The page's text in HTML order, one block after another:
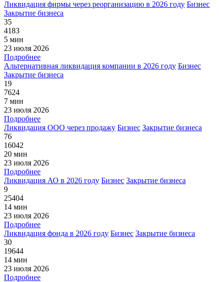
Ликвидация фирмы через реорганизацию в 2026 году Бизнес
Закрытие бизнеса
35
4183
5 мин
23 июля 2026
Подробнее
Альтернативная ликвидация компании в 2026 году Бизнес
Закрытие бизнеса
19
7624
7 мин
23 июля 2026
Подробнее
Ликвидация ООО через продажу Бизнес Закрытие бизнеса
76
16042
20 мин
23 июля 2026
Подробнее
Ликвидация АО в 2026 году Бизнес Закрытие бизнеса
9
25404
14 мин
23 июля 2026
Подробнее
Ликвидация фонда в 2026 году Бизнес Закрытие бизнеса
30
19644
14 мин
23 июля 2026
Подробнее